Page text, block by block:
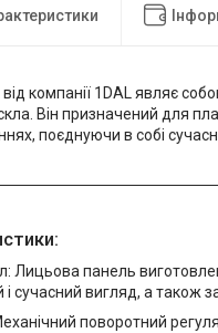
компанії 1DAL являє
Він призначений для
поєднуючи в собі
Лицьова панель
сучасний вигляд, а також
поворотний